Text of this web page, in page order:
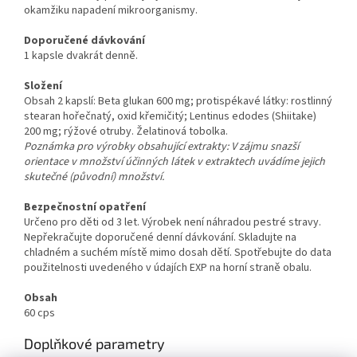
okamžiku napadení mikroorganismy.
Doporučené dávkování
1 kapsle dvakrát denně.
Složení
Obsah 2 kapslí: Beta glukan 600 mg; protispékavé látky: rostlinný
stearan hořečnatý, oxid křemičitý; Lentinus edodes (Shiitake)
200 mg; rýžové otruby. Želatinová tobolka.
Poznámka pro výrobky obsahující extrakty: V zájmu snazší
orientace v množství účinných látek v extraktech uvádíme jejich
skutečné (původní) množství.
Bezpečnostní opatření
Určeno pro děti od 3 let. Výrobek není náhradou pestré stravy.
Nepřekračujte doporučené denní dávkování. Skladujte na
chladném a suchém místě mimo dosah dětí. Spotřebujte do data
použitelnosti uvedeného v údajích EXP na horní straně obalu.
Obsah
60 cps
Doplňkové parametry